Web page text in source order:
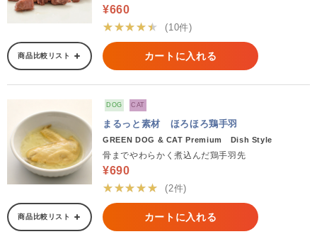
¥660
★★★★★
(10件)
商品比較リスト カートに入れる
DOG CAT
まるっと素材 ほろほろ鶏手羽
GREEN DOG & CAT Premium Dish Style
骨までやわらかく煮込んだ鶏手羽先
¥690
★★★★★
(2件)
商品比較リスト カートに入れる